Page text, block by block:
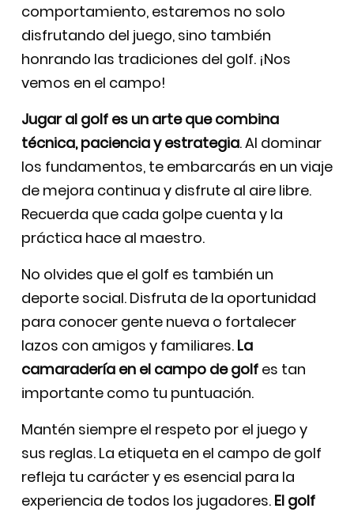
comportamiento, estaremos no solo
disfrutando del juego, sino también
honrando las tradiciones del golf. ¡Nos
vemos en el campo!
Jugar al golf es un arte que combina
técnica, paciencia y estrategia. Al dominar
los fundamentos, te embarcarás en un viaje
de mejora continua y disfrute al aire libre.
Recuerda que cada golpe cuenta y la
práctica hace al maestro.
No olvides que el golf es también un
deporte social. Disfruta de la oportunidad
para conocer gente nueva o fortalecer
lazos con amigos y familiares. La
camaradería en el campo de golf es tan
importante como tu puntuación.
Mantén siempre el respeto por el juego y
sus reglas. La etiqueta en el campo de golf
refleja tu carácter y es esencial para la
experiencia de todos los jugadores. El golf